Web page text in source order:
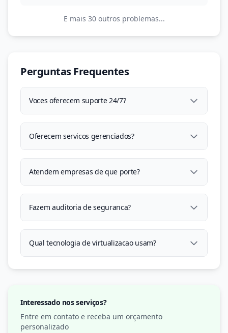
E mais 30 outros problemas...
Perguntas Frequentes
Voces oferecem suporte 24/7?
Oferecem servicos gerenciados?
Atendem empresas de que porte?
Fazem auditoria de seguranca?
Qual tecnologia de virtualizacao usam?
Interessado nos serviços?
Entre em contato e receba um orçamento
personalizado